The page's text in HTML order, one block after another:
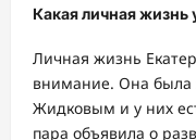
Какая личная
Личная жизнь
внимание. Она
Жидковым и у них
пара объявила о